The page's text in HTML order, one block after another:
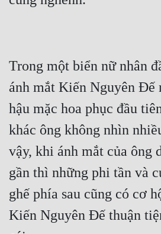
Trong một biển nữ nhân
ánh mắt Kiến Nguyên Đế
hậu mặc hoa phục đầu
khác ông không nhìn
vậy, khi ánh mắt của ông
gần thì những phi tần và
ghế phía sau cũng có cơ
Kiến Nguyên Đế thuận